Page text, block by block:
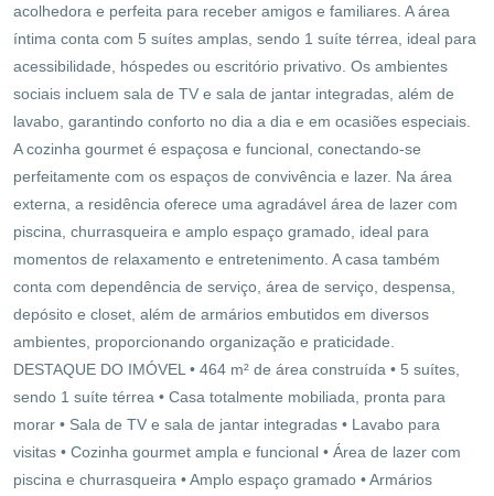
acolhedora e perfeita para receber amigos e familiares. A área
íntima conta com 5 suítes amplas, sendo 1 suíte térrea, ideal para
acessibilidade, hóspedes ou escritório privativo. Os ambientes
sociais incluem sala de TV e sala de jantar integradas, além de
lavabo, garantindo conforto no dia a dia e em ocasiões especiais.
A cozinha gourmet é espaçosa e funcional, conectando-se
perfeitamente com os espaços de convivência e lazer. Na área
externa, a residência oferece uma agradável área de lazer com
piscina, churrasqueira e amplo espaço gramado, ideal para
momentos de relaxamento e entretenimento. A casa também
conta com dependência de serviço, área de serviço, despensa,
depósito e closet, além de armários embutidos em diversos
ambientes, proporcionando organização e praticidade.
DESTAQUE DO IMÓVEL • 464 m² de área construída • 5 suítes,
sendo 1 suíte térrea • Casa totalmente mobiliada, pronta para
morar • Sala de TV e sala de jantar integradas • Lavabo para
visitas • Cozinha gourmet ampla e funcional • Área de lazer com
piscina e churrasqueira • Amplo espaço gramado • Armários